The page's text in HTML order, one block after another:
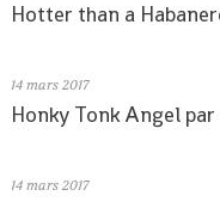
Hotter than a
14 mars 2017
Honky Tonk Angel par
14 mars 2017